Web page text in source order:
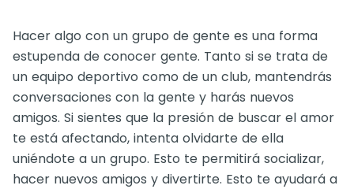
Hacer algo con un grupo de gente es una forma
estupenda de conocer gente. Tanto si se trata de
un equipo deportivo como de un club, mantendrás
conversaciones con la gente y harás nuevos
amigos. Si sientes que la presión de buscar el amor
te está afectando, intenta olvidarte de ella
uniéndote a un grupo. Esto te permitirá socializar,
hacer nuevos amigos y divertirte. Esto te ayudará a